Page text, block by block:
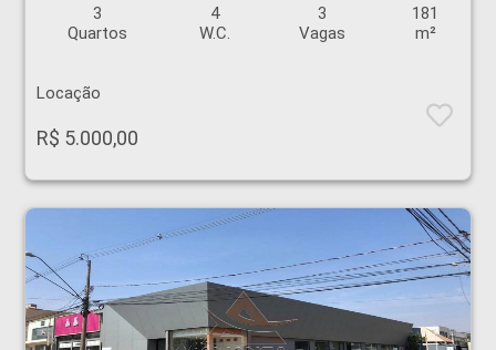
3
Quartos
4
W.C.
3
Vagas
181
m²
Locação
R$ 5.000,00